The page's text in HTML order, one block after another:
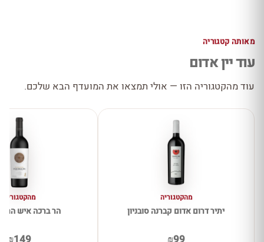
מאותה קטגוריה
עוד יין אדום
עוד מהקטגוריה הזו — אולי תמצאו את המועדף הבא שלכם.
מהקטגוריה
יתיר דרום אדום קברנה סובניון
מהקטגוריה
הר ברכה איש